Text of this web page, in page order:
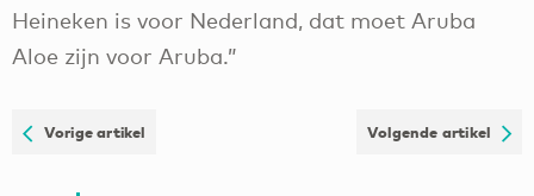
Heineken is voor Nederland, dat moet Aruba
Aloe zijn voor Aruba.”
Vorige artikel Volgende artikel